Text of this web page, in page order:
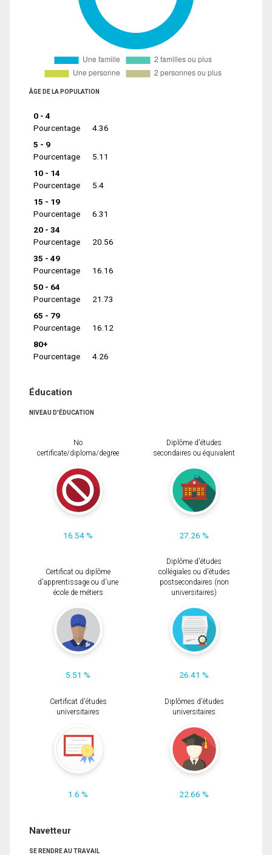
ÂGE DE LA POPULATION
0 - 4
Pourcentage
4.36
5 - 9
Pourcentage
5.11
10 - 14
Pourcentage
5.4
15 - 19
Pourcentage
6.31
20 - 34
Pourcentage
20.56
35 - 49
Pourcentage
16.16
50 - 64
Pourcentage
21.73
65 - 79
Pourcentage
16.12
80+
Pourcentage
4.26
Éducation
NIVEAU D'ÉDUCATION
No
certificate/diploma/degree
16.54 %
Diplôme d'études
secondaires ou équivalent
27.26 %
Certificat ou diplôme
d'apprentissage ou d'une
école de métiers
5.51 %
Diplôme d'études
collégiales ou d'études
postsecondaires (non
universitaires)
26.41 %
Certificat d'études
universitaires
1.6 %
Diplômes d'études
universitaires
22.66 %
Navetteur
SE RENDRE AU TRAVAIL